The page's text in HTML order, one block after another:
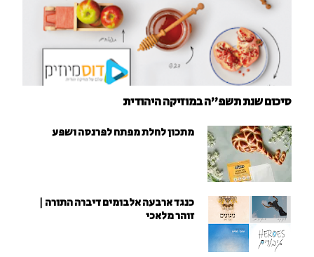
סיכום שנת תשפ"ה במוזיקה היהודית
מתכון לחלת מפתח לפרנסה ושפע
כנגד ארבעה אלבומים דיברה התורה |
זוהר מלאכי